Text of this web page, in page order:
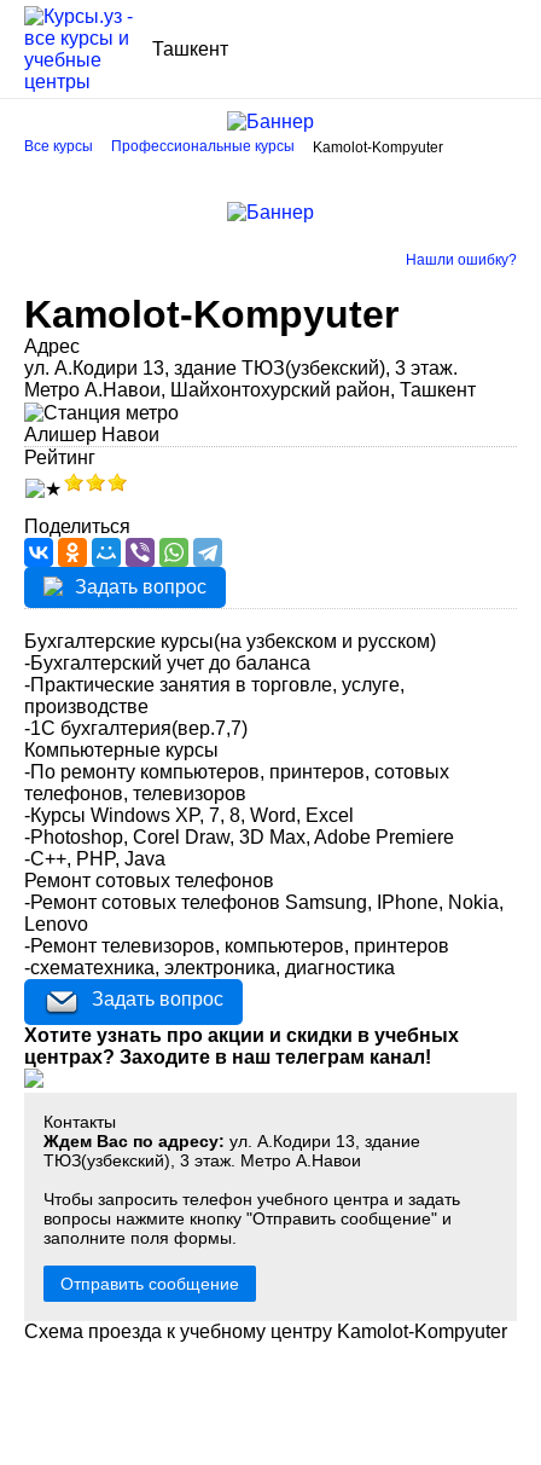
Ташкент
Все курсы Профессиональные курсы Kamolot-Kompyuter
Нашли ошибку?
Kamolot-Kompyuter
Адрес
ул. А.Кодири 13, здание ТЮЗ(узбекский), 3 этаж.
Метро А.Навои, Шайхонтохурский район, Ташкент
Алишер Навои
Рейтинг
Поделиться
Задать вопрос
Бухгалтерские курсы(на узбекском и русском)
-Бухгалтерский учет до баланса
-Практические занятия в торговле, услуге,
производстве
-1С бухгалтерия(вер.7,7)
Компьютерные курсы
-По ремонту компьютеров, принтеров, сотовых
телефонов, телевизоров
-Курсы Windows XP, 7, 8, Word, Excel
-Photoshop, Corel Draw, 3D Max, Adobe Premiere
-C++, PHP, Java
Ремонт сотовых телефонов
-Ремонт сотовых телефонов Samsung, IPhone, Nokia,
Lenovo
-Ремонт телевизоров, компьютеров, принтеров
-схематехника, электроника, диагностика
Задать вопрос
Хотите узнать про акции и скидки в учебных
центрах? Заходите в наш телеграм канал!
Контакты
Ждем Вас по адресу: ул. А.Кодири 13, здание
ТЮЗ(узбекский), 3 этаж. Метро А.Навои
Чтобы запросить телефон учебного центра и задать
вопросы нажмите кнопку "Отправить сообщение" и
заполните поля формы.
Отправить сообщение
Схема проезда к учебному центру Kamolot-Kompyuter